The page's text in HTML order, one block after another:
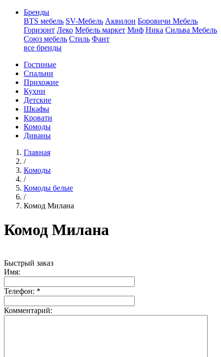
Бренды
BTS мебель SV-Мебель Аквилон Боровичи Мебель
Горизонт Леко Мебель маркет Миф Ника Сильва Мебель
Союз мебель Стиль Фант
все бренды
Гостиные
Спальни
Прихожие
Кухни
Детские
Шкафы
Кровати
Комоды
Диваны
Главная
/
Комоды
/
Комоды белые
/
Комод Милана
Комод Милана
Быстрый заказ
Имя:
Телефон: *
Комментарий: